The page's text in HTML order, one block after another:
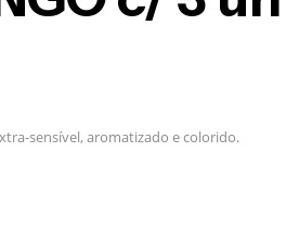
sensível, aromatizado e colorido.